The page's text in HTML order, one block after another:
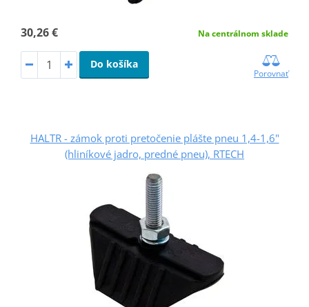
30,26 € Na centrálnom sklade
Do košíka
Porovnať
HALTR - zámok proti pretočenie plášte pneu 1,4-1,6"
(hliníkové jadro, predné pneu), RTECH